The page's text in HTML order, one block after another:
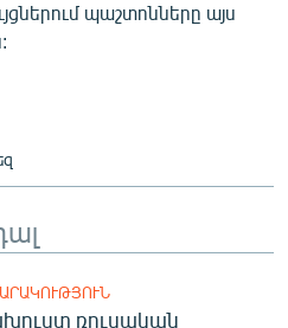
պաշտոնները այս
ռուսական